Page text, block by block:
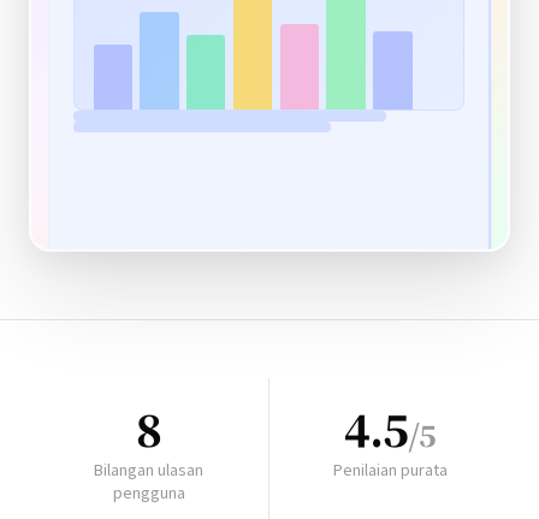
8
Bilangan ulasan
pengguna
4.5/5
Penilaian purata